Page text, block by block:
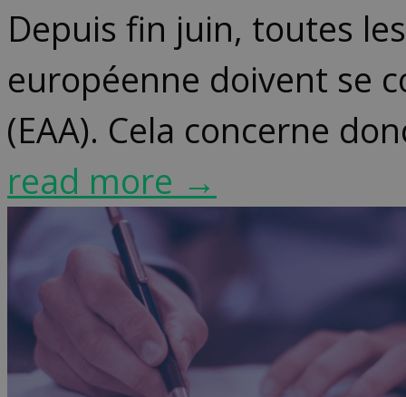
Depuis fin juin, toutes
européenne doivent se
(EAA). Cela concerne
read more →